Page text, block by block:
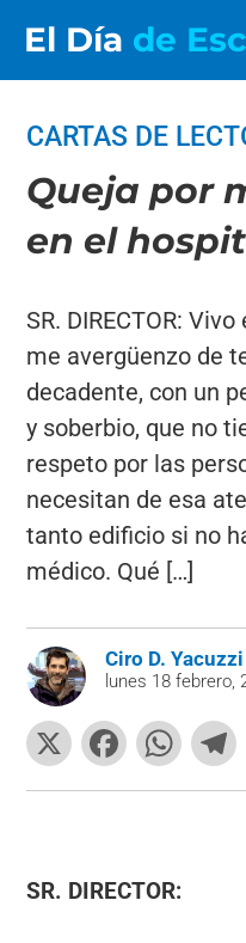
El Día de
CARTAS DE
Queja por
en el
SR. DIRECTOR:
me avergüenzo de
decadente, con un
y soberbio, que no
respeto por las
necesitan de esa
tanto edificio si no
médico. Qué […]
Ciro D. Yacuzzi
lunes 18 febrero,
X
F
a
b
W
h
SR. DIRECTOR: